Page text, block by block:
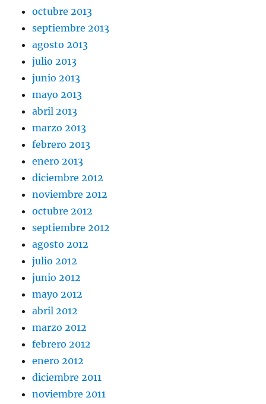
octubre 2013
septiembre 2013
agosto 2013
julio 2013
junio 2013
mayo 2013
abril 2013
marzo 2013
febrero 2013
enero 2013
diciembre 2012
noviembre 2012
octubre 2012
septiembre 2012
agosto 2012
julio 2012
junio 2012
mayo 2012
abril 2012
marzo 2012
febrero 2012
enero 2012
diciembre 2011
noviembre 2011